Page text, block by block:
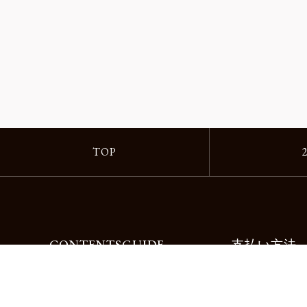
TOP
CONTENTSGUIDE 支払い方法